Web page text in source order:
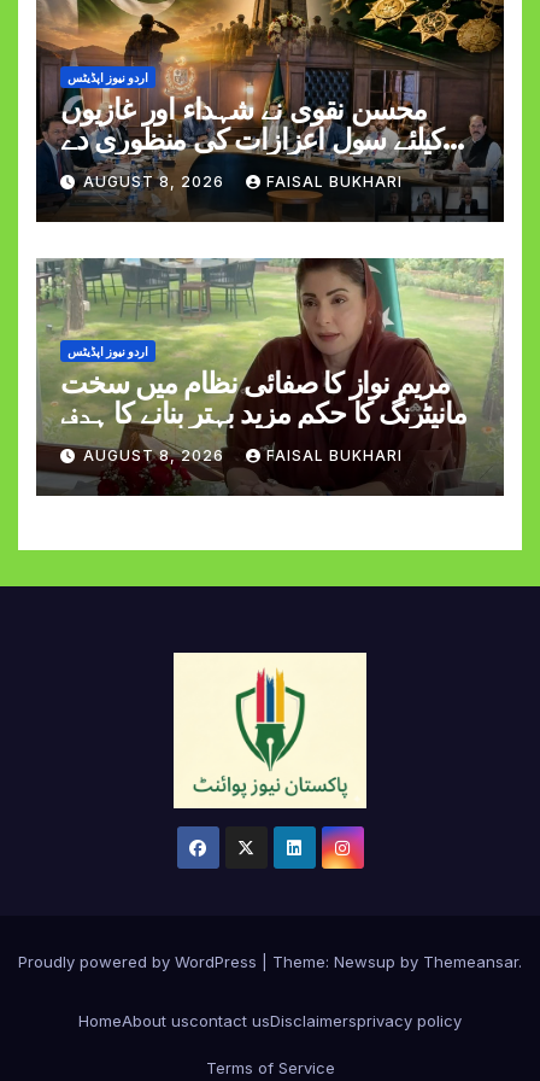
اردو نیوز اپڈیٹس
محسن نقوی نے شہداء اور غازیوں
کیلئے سول اعزازات کی منظوری دے
دیAUGUST 8, 2026 FAISAL BUKHARI
اردو نیوز اپڈیٹس
مریم نواز کا صفائی نظام میں سخت
مانیٹرنگ کا حکم مزید بہتر بنانے کا ہدف
AUGUST 8, 2026 FAISAL BUKHARI
Proudly powered by WordPress Theme: Newsup by Themeansar.
HomeAbout uscontact usDisclaimersprivacy policy
Terms of Service